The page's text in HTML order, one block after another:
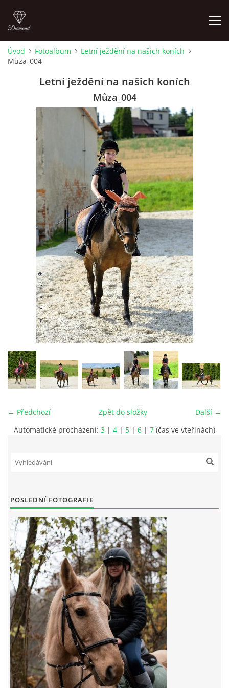
ÚVOD
JEŽDĚNÍ PRO VEŘEJNOST
FOTOALBUM
ODKAZY
NOVÝ PŘEKÁŽKOVÝ MATERIÁL
CENÍK SLUŽEB
PŘISPĚVEK ČUS KARVINA -PODPORA SPORTU V
MORAVSKOSLEZSKÉM KRAJI
NÁHRADNÍ TERMÍN BRIGÁDY PRO TY KTEŘÍ SE
NEDOSTAVILI NA PODZIMNÍ BRIGÁDU
JARNÍ BRIGÁDA 20.5.2023
DNE 17.11.2023 KROUŽEK JEZDECTVÍ NENÍ
DĚKUJEME MĚSTU RYCHVALD ZA DOTACI V ROCE 2023
NABÍZÍME BRIGÁDU U NÁS VE STÁJI. PRO BLIŽŠÍ INFO
VOLEJTE 604265192
DĚKUJEME ZA PODPORU ČESKÉ UNIÍ SPORTU
JARNÍ BRIGÁDA 20.4 2024
Úvod Fotoalbum
Letní ježdění na našich koních
Můza_004
Letní ježdění na našich koních
Můza_004
← Předchozí Další →
Zpět do složky
Automatické procházení: 3 | 4 | 5 | 6 | 7 (čas ve vteřinách)
POSLEDNÍ FOTOGRAFIE